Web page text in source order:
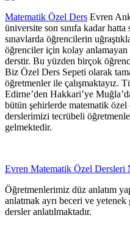
Matematik Özel Ders Evren
üniversite son sınıfa kadar
sınavlarda öğrencilerin
öğrenciler için kolay
derstir. Bu yüzden birçok
Biz Özel Ders Sepeti olarak
öğretmenler ile çalışmaktayız.
Edirne’den Hakkari’ye
bütün şehirlerde matematik
derslerimizi tecrübeli
gelmektedir.
Evren Matematik Özel Dersleri
Öğretmenlerimiz düz anlatım
anlatmak ayrı beceri ve
dersler anlatılmaktadır.